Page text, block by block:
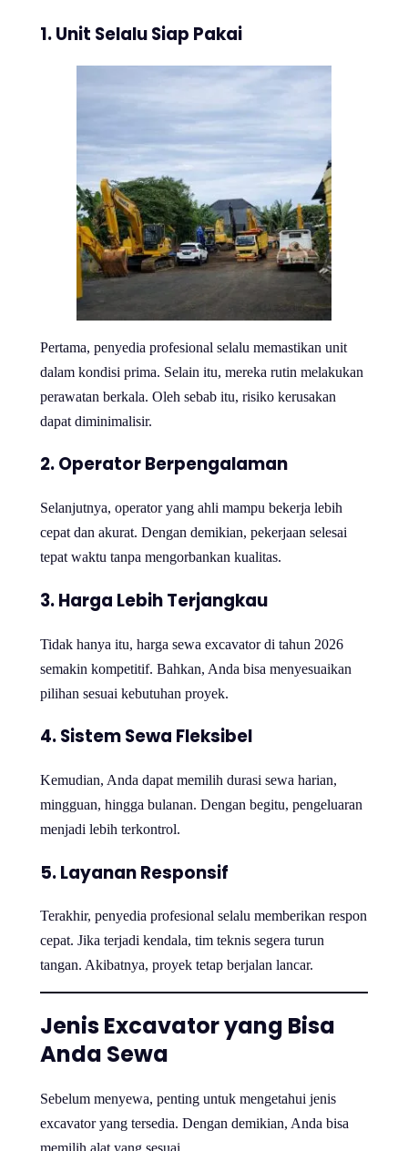
1. Unit Selalu Siap Pakai
Pertama, penyedia profesional selalu memastikan unit
dalam kondisi prima. Selain itu, mereka rutin melakukan
perawatan berkala. Oleh sebab itu, risiko kerusakan
dapat diminimalisir.
2. Operator Berpengalaman
Selanjutnya, operator yang ahli mampu bekerja lebih
cepat dan akurat. Dengan demikian, pekerjaan selesai
tepat waktu tanpa mengorbankan kualitas.
3. Harga Lebih Terjangkau
Tidak hanya itu, harga sewa excavator di tahun 2026
semakin kompetitif. Bahkan, Anda bisa menyesuaikan
pilihan sesuai kebutuhan proyek.
4. Sistem Sewa Fleksibel
Kemudian, Anda dapat memilih durasi sewa harian,
mingguan, hingga bulanan. Dengan begitu, pengeluaran
menjadi lebih terkontrol.
5. Layanan Responsif
Terakhir, penyedia profesional selalu memberikan respon
cepat. Jika terjadi kendala, tim teknis segera turun
tangan. Akibatnya, proyek tetap berjalan lancar.
Jenis Excavator yang Bisa
Anda Sewa
Sebelum menyewa, penting untuk mengetahui jenis
excavator yang tersedia. Dengan demikian, Anda bisa